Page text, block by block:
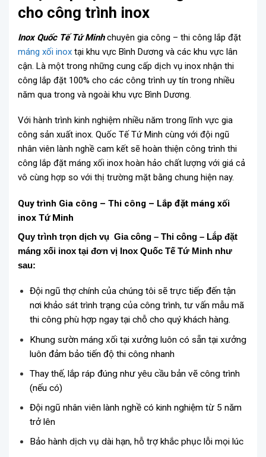
cho công trình inox
Inox Quốc Tế Tứ Minhchuyên gia công – thi công lắp đặt
máng xối inox tại khu vực Bình Dương và các khu vực lân
cận. Là một trong những cung cấp dịch vụ inox nhận thi
công lắp đặt 100% cho các công trình uy tín trong nhiều
năm qua trong và ngoài khu vực Bình Dương.
Với hành trình kinh nghiệm nhiều năm trong lĩnh vực gia
công sản xuất inox. Quốc Tế Tứ Minh cùng với đội ngũ
nhân viên lành nghề cam kết sẽ hoàn thiện công trình thi
công lắp đặt máng xối inox hoàn hảo chất lượng với giá cả
vô cùng hợp so với thị trường mặt bằng chung hiện nay.
Quy trình Gia công – Thi công – Lắp đặt máng xối
inox Tứ Minh
Quy trình trọn dịch vụ Gia công – Thi công – Lắp đặt
máng xối inox tại đơn vị Inox Quốc Tế Tứ Minh như
sau:
Đội ngũ thợ chính của chúng tôi sẽ trực tiếp đến tận
nơi khảo sát trình trạng của công trình, tư vấn mẫu mã
thi công phù hợp ngay tại chỗ cho quý khách hàng.
Khung sườn máng xối tại xưởng luôn có sẵn tại xưởng
luôn đảm bảo tiến độ thi công nhanh
Thay thế, lắp ráp đúng như yêu cầu bản vẽ công trình
(nếu có)
Đội ngũ nhân viên lành nghề có kinh nghiệm từ 5 năm
trở lên
Bảo hành dịch vụ dài hạn, hỗ trợ khắc phục lỗi mọi lúc